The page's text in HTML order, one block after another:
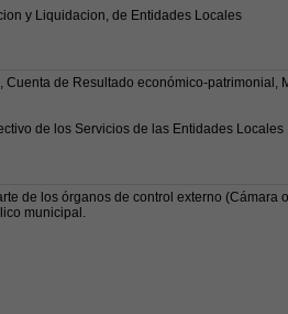
y Liquidacion, de Entidades Locales
de Resultado económico-patrimonial,
de los Servicios de las Entidades Locales
de los órganos de control externo (Cámara
municipal.